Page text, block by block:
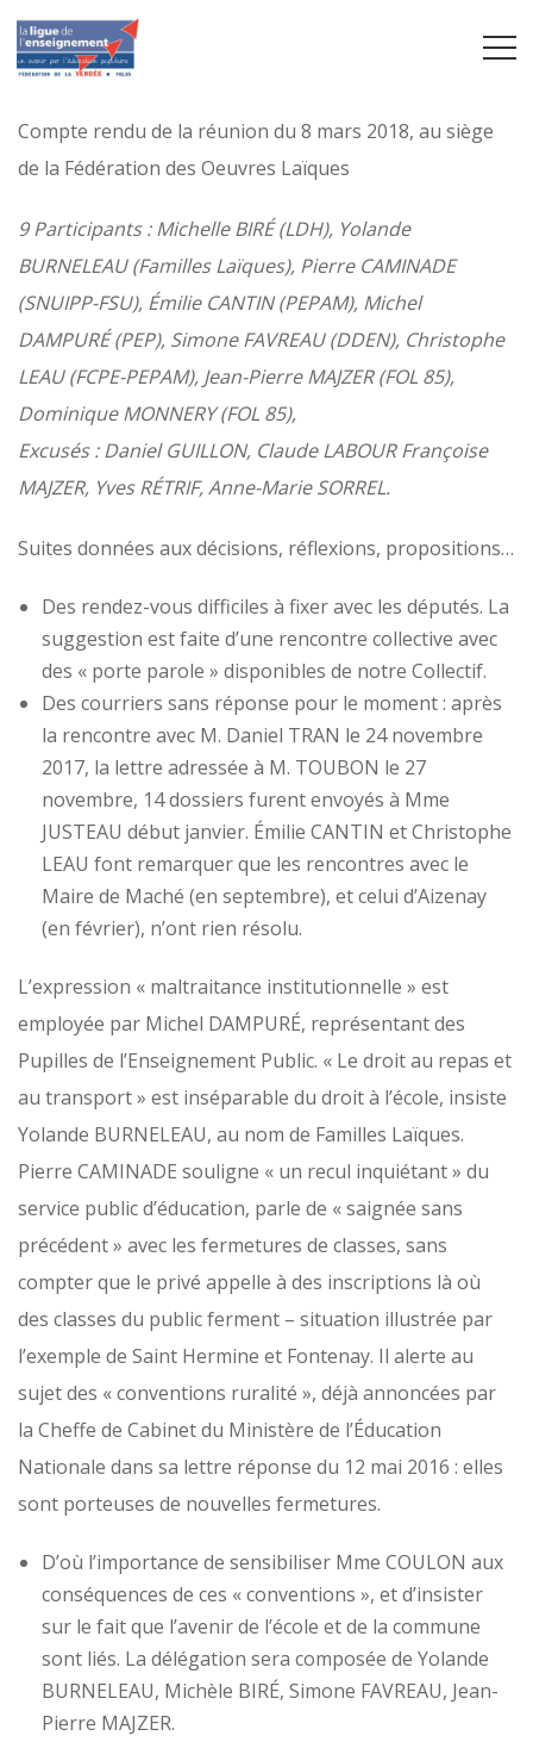
Compte rendu de la réunion du 8 mars 2018, au siège
de la Fédération des Oeuvres Laïques
9 Participants : Michelle BIRÉ (LDH), Yolande
BURNELEAU (Familles Laïques), Pierre CAMINADE
(SNUIPP-FSU), Émilie CANTIN (PEPAM), Michel
DAMPURÉ (PEP), Simone FAVREAU (DDEN), Christophe
LEAU (FCPE-PEPAM), Jean-Pierre MAJZER (FOL 85),
Dominique MONNERY (FOL 85),
Excusés : Daniel GUILLON, Claude LABOUR Françoise
MAJZER, Yves RÉTRIF, Anne-Marie SORREL.
Suites données aux décisions, réflexions, propositions…
Des rendez-vous difficiles à fixer avec les députés. La
suggestion est faite d’une rencontre collective avec
des « porte parole » disponibles de notre Collectif.
Des courriers sans réponse pour le moment : après
la rencontre avec M. Daniel TRAN le 24 novembre
2017, la lettre adressée à M. TOUBON le 27
novembre, 14 dossiers furent envoyés à Mme
JUSTEAU début janvier. Émilie CANTIN et Christophe
LEAU font remarquer que les rencontres avec le
Maire de Maché (en septembre), et celui d’Aizenay
(en février), n’ont rien résolu.
L’expression « maltraitance institutionnelle » est
employée par Michel DAMPURÉ, représentant des
Pupilles de l’Enseignement Public. « Le droit au repas et
au transport » est inséparable du droit à l’école, insiste
Yolande BURNELEAU, au nom de Familles Laïques.
Pierre CAMINADE souligne « un recul inquiétant » du
service public d’éducation, parle de « saignée sans
précédent » avec les fermetures de classes, sans
compter que le privé appelle à des inscriptions là où
des classes du public ferment – situation illustrée par
l’exemple de Saint Hermine et Fontenay. Il alerte au
sujet des « conventions ruralité », déjà annoncées par
la Cheffe de Cabinet du Ministère de l’Éducation
Nationale dans sa lettre réponse du 12 mai 2016 : elles
sont porteuses de nouvelles fermetures.
D’où l’importance de sensibiliser Mme COULON aux
conséquences de ces « conventions », et d’insister
sur le fait que l’avenir de l’école et de la commune
sont liés. La délégation sera composée de Yolande
BURNELEAU, Michèle BIRÉ, Simone FAVREAU, Jean-
Pierre MAJZER.